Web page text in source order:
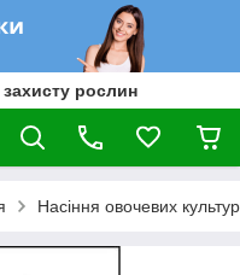
рослин
Насіння овочевих культур